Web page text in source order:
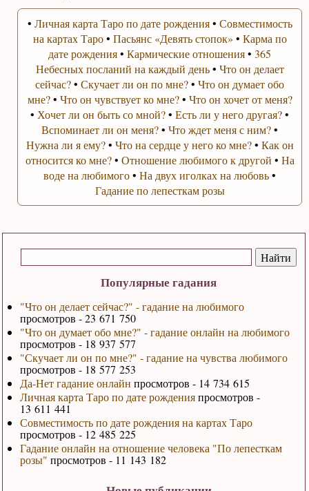
Популярные гадания
"Что он делает сейчас?" - гадание на любимого
просмотров - 23 671 750
"Что он думает обо мне?" - гадание онлайн на любимого
просмотров - 18 937 577
"Скучает ли он по мне?" - гадание на чувства любимого
просмотров - 18 577 253
Да-Нет гадание онлайн просмотров - 14 734 615
Личная карта Таро по дате рожденияпросмотров -
13 611 441
Совместимость по дате рождения на картах Таро
просмотров - 12 485 225
Гадание онлайн на отношение человека "По лепесткам
розы" просмотров - 11 143 182
• Личная карта Таро по дате рождения• Совместимость
на картах Таро• Пасьянс «Девять стопок» • Карма по
дате рождения•Кармические отношения•365
Небесных посланий на каждый день• Что он делает
сейчас?•Скучает ли он по мне?•Что он думает обо
мне?• Что он чувствует ко мне?• Что он хочет от меня?
• Хочет ли он быть со мной?•Есть ли у него другая?•
Вспоминает ли он меня?•Что ждет меня с ним?•
Нужна ли я ему?• Что на сердце у него ко мне?• Как он
относится ко мне?• Отношение любимого к другой • На
воде на любимого•На двух иголках на любовь•
Гадание по лепесткам розы